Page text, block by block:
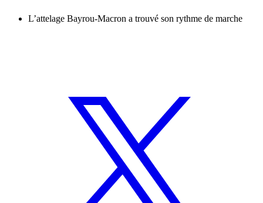
L’attelage Bayrou-Macron a trouvé son rythme de marche